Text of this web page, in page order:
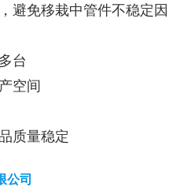
避免移栽中管件不稳定因
台
空间
质量稳定
公司